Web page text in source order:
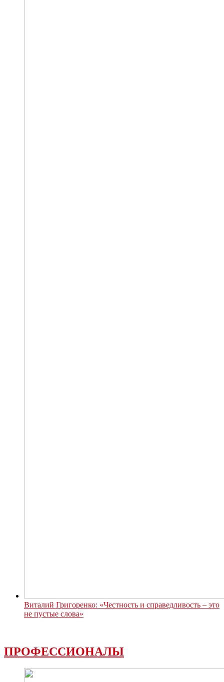
Виталий Григоренко: «Честность и справедливость – это
не пустые слова»
ПРОФЕССИОНАЛЫ